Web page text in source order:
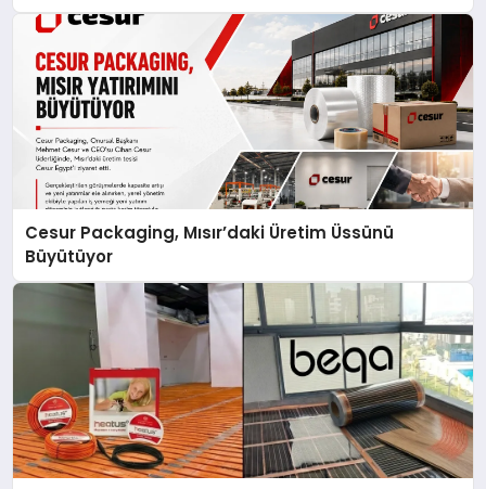
Cesur Packaging, Mısır’daki Üretim Üssünü
Büyütüyor